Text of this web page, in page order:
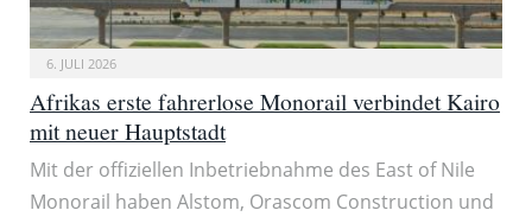
6. JULI 2026
Afrikas erste fahrerlose Monorail verbindet Kairo
mit neuer Hauptstadt
Mit der offiziellen Inbetriebnahme des East of Nile
Monorail haben Alstom, Orascom Construction und